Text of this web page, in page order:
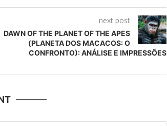
next post
DAWN OF THE PLANET OF THE APES
(PLANETA DOS MACACOS: O
CONFRONTO): ANÁLISE E IMPRESSÕES